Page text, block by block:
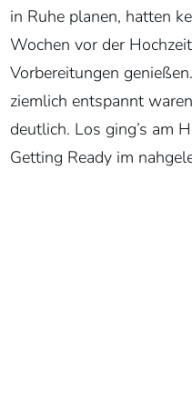
in Ruhe planen, hatten
Wochen vor der
Vorbereitungen
ziemlich entspannt
deutlich. Los ging’s am
Getting Ready im